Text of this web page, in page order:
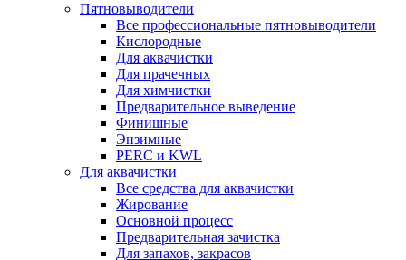
Пятновыводители
Все профессиональные пятновыводители
Кислородные
Для аквачистки
Для прачечных
Для химчистки
Предварительное выведение
Финишные
Энзимные
PERC и KWL
Для аквачистки
Все средства для аквачистки
Жирование
Основной процесс
Предварительная зачистка
Для запахов, закрасов